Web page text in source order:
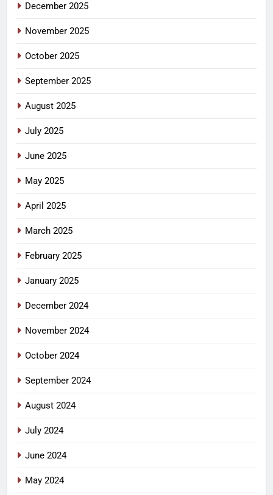
December 2025
November 2025
October 2025
September 2025
August 2025
July 2025
June 2025
May 2025
April 2025
March 2025
February 2025
January 2025
December 2024
November 2024
October 2024
September 2024
August 2024
July 2024
June 2024
May 2024